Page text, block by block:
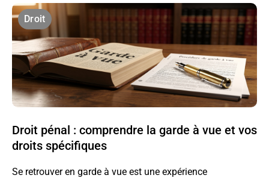
Droit
Droit pénal : comprendre la garde à vue et vos
droits spécifiques
Se retrouver en garde à vue est une expérience